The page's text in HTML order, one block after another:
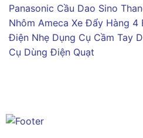
Panasonic Cầu Dao Sino
Nhôm Ameca Xe Đẩy Hàng 4
Điện Nhẹ Dụng Cụ Cầm Tay
Cụ Dùng Điện Quạt